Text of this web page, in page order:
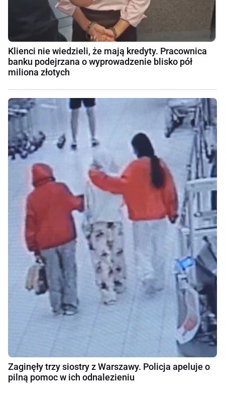
Klienci nie wiedzieli, że mają kredyty. Pracownica
banku podejrzana o wyprowadzenie blisko pół
miliona złotych
Zaginęły trzy siostry z Warszawy. Policja apeluje o
pilną pomoc w ich odnalezieniu